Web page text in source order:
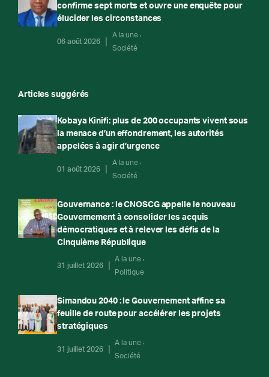
confirme sept morts et ouvre une enquête pour
élucider les circonstances
06 août 2026
A la une
Société
Articles suggérés
Kobaya Kinifi: plus de 200 occupants vivent sous
la menace d’un effondrement, les autorités
appelées à agir d’urgence
01 août 2026
A la une
Société
Gouvernance : le CNOSCG appelle le nouveau
Gouvernement à consolider les acquis
démocratiques et à relever les défis de la
Cinquième République
31 juillet 2026
A la une
Politique
Simandou 2040 : le Gouvernement affine sa
feuille de route pour accélérer les projets
stratégiques
31 juillet 2026
A la une
Société